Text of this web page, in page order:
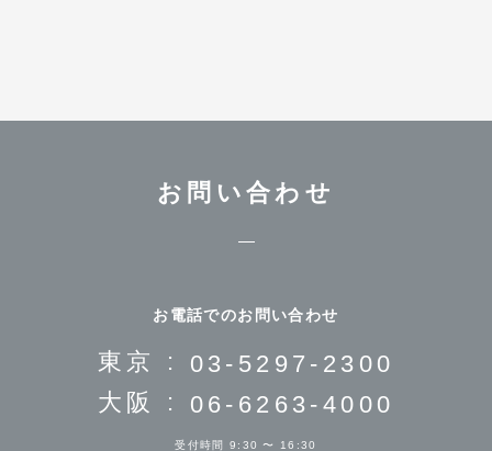
お問い合わせ
お電話でのお問い合わせ
東京 : 03-5297-2300
大阪 : 06-6263-4000
受付時間 9:30 〜 16:30